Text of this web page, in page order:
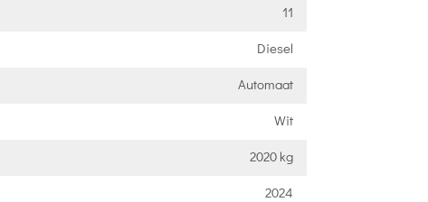
11
Diesel
Automaat
Wit
2020 kg
2024